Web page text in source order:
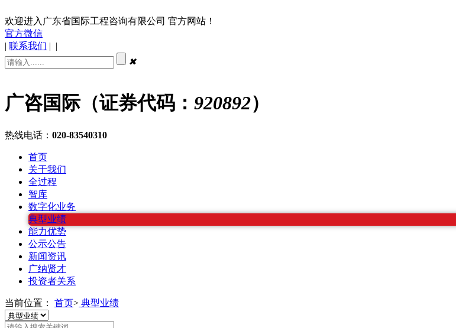
欢迎进入广东省国际工程咨询有限公司 官方网站！
官方微信
| 联系我们 | |
✖
广咨国际（证券代码： 920892）
热线电话： 020-83540310
首页
关于我们
全过程
智库
数字化业务
典型业绩
能力优势
公示公告
新闻资讯
广纳贤才
投资者关系
当前位置： 首页> 典型业绩